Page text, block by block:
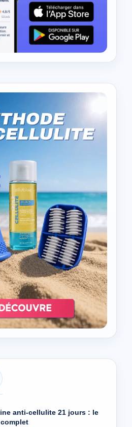
anti-cellulite 21 jours : le